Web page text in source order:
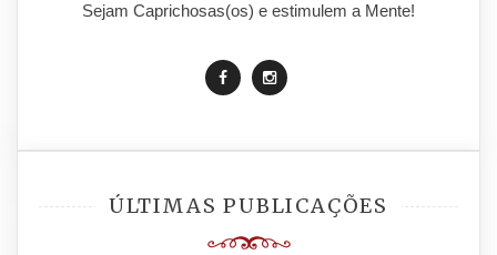
Sejam Caprichosas(os) e estimulem a Mente!
ÚLTIMAS PUBLICAÇÕES